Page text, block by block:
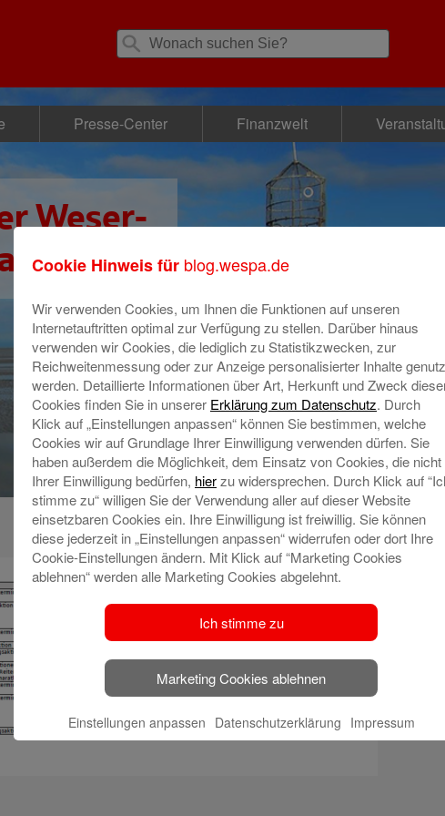
Presse-Center Finanzwelt
Weser-
Cookie Hinweis für blog.wespa.de
Wir verwenden Cookies, um Ihnen die Funktionen auf unseren
Internetauftritten optimal zur Verfügung zu stellen. Darüber hinaus
verwenden wir Cookies, die lediglich zu Statistikzwecken, zur
Reichweitenmessung oder zur Anzeige personalisierter Inhalte
werden. Detaillierte Informationen über Art, Herkunft und Zweck
Cookies finden Sie in unserer Erklärung zum Datenschutz. Durch
Klick auf „Einstellungen anpassen“ können Sie bestimmen, welche
Cookies wir auf Grundlage Ihrer Einwilligung verwenden dürfen. Sie
haben außerdem die Möglichkeit, dem Einsatz von Cookies, die nicht
Ihrer Einwilligung bedürfen, hierzu widersprechen. Durch Klick auf
stimme zu“ willigen Sie der Verwendung aller auf dieser Website
einsetzbaren Cookies ein. Ihre Einwilligung ist freiwillig. Sie können
diese jederzeit in „Einstellungen anpassen“ widerrufen oder dort Ihre
Cookie-Einstellungen ändern. Mit Klick auf “Marketing Cookies
ablehnen“ werden alle Marketing Cookies abgelehnt.
Ich stimme zu
Marketing Cookies ablehnen
Einstellungen anpassen Datenschutzerklärung Impressum